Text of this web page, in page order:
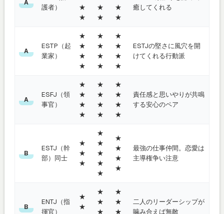
A
護者）
★
★
★
★
★
★
癒してくれる
A
ESTP（起
業家）
★
★
★
★
★
★
★
★
★
★
★
★
ESTJの堅さに風穴を開
けてくれる行動派
A
ESFJ（領
事官）
★
★
★
★
★
★
★
★
★
★
★
★
責任感と思いやりが共鳴
する安心のペア
B
ESTJ（幹
部）同士
★
★
★
★
★
★
★
★
★
★
★
★
最強の仕事仲間。恋愛は
主導権争い注意
B
ENTJ（指
揮官）
★
★
★
★
★
★
★
★
二人のリーダーシップが
噛み合えば無敵